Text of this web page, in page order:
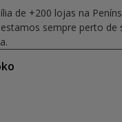
de +200 lojas na
sempre perto de